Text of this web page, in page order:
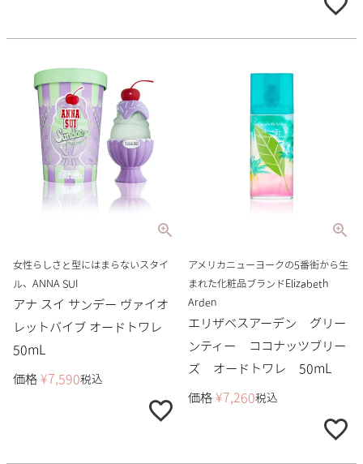
女性らしさと型にはまらないスタイ
ル、ANNA SUI
アナ スイ サンデー ヴァイオ
レットバイブ オードトワレ
50mL
価格 ¥7,590税込
アメリカニューヨークの5番街から生
まれた化粧品ブランドElizabeth
Arden
エリザベスアーデン グリー
ンティー ココナッツブリー
ズ オードトワレ 50mL
価格 ¥7,260税込